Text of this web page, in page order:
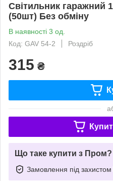
Світильник гаражний
(50шт) Без обміну
В наявності 3 од.
Код: GAV 54-2
Роздріб
315 ₴
Що таке купити з Пром?
Замовлення під захистом